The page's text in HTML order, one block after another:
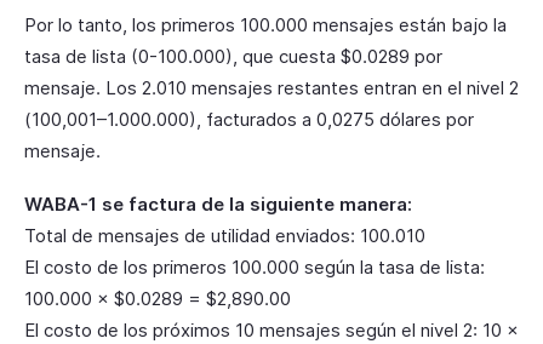
Por lo tanto, los primeros 100.000 mensajes están bajo la
tasa de lista (0-100.000), que cuesta $0.0289 por
mensaje. Los 2.010 mensajes restantes entran en el nivel 2
(100,001–1.000.000), facturados a 0,0275 dólares por
mensaje.
WABA-1 se factura de la siguiente manera:
Total de mensajes de utilidad enviados: 100.010
El costo de los primeros 100.000 según la tasa de lista:
100.000 × $0.0289 = $2,890.00
El costo de los próximos 10 mensajes según el nivel 2: 10 ×